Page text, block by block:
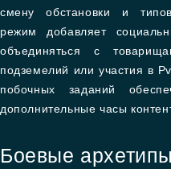
смену обстановки и
режим добавляет
объединяться с
подземелий или участия в
побочных заданий
дополнительные часы
Боевые